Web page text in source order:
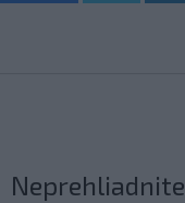
Neprehliadnite